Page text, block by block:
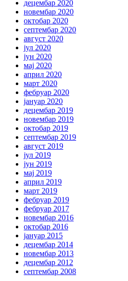
децембар 2020
новембар 2020
октобар 2020
септембар 2020
август 2020
јул 2020
јун 2020
мај 2020
април 2020
март 2020
фебруар 2020
јануар 2020
децембар 2019
новембар 2019
октобар 2019
септембар 2019
август 2019
јул 2019
јун 2019
мај 2019
април 2019
март 2019
фебруар 2019
фебруар 2017
новембар 2016
октобар 2016
јануар 2015
децембар 2014
новембар 2013
децембар 2012
септембар 2008